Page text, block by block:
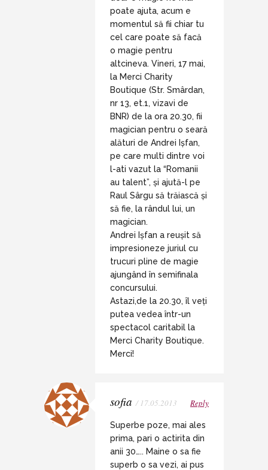
poate ajuta, acum e
momentul să fii chiar tu
cel care poate să facă
o magie pentru
altcineva. Vineri, 17 mai,
la Merci Charity
Boutique (Str. Smârdan,
nr 13, et.1, vizavi de
BNR) de la ora 20.30, fii
magician pentru o seară
alături de Andrei Ișfan,
pe care multi dintre voi
l-ati vazut la “Romanii
au talent”, și ajută-l pe
Raul Sârgu să trăiască și
să fie, la rândul lui, un
magician.
Andrei Ișfan a reușit să
impresioneze juriul cu
trucuri pline de magie
ajungând în semifinala
concursului.
Astazi,de la 20.30, îl veți
putea vedea într-un
spectacol caritabil la
Merci Charity Boutique.
Merci!
sofia / 17.05.2013 Reply
Superbe poze, mai ales
prima, pari o actirita din
anii 30….. Maine o sa fie
superb o sa vezi, ai pus